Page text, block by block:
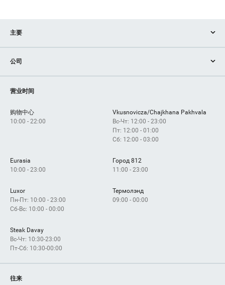
主要
服务
設備
公司
营业时间
购物中心
10:00 - 22:00
Vkusnovicza/Chajkhana Pakhvala
Вс-Чт: 12:00 - 23:00
Пт: 12:00 - 01:00
Сб: 12:00 - 03:00
Eurasia
10:00 - 23:00
Город 812
11:00 - 23:00
Luxor
Пн-Пт: 10:00 - 23:00
Сб-Вс: 10:00 - 00:00
Термолэнд
09:00 - 00:00
Steak Davay
Вс-Чт: 10:30-23:00
Пт-Сб: 10:30-00:00
往来